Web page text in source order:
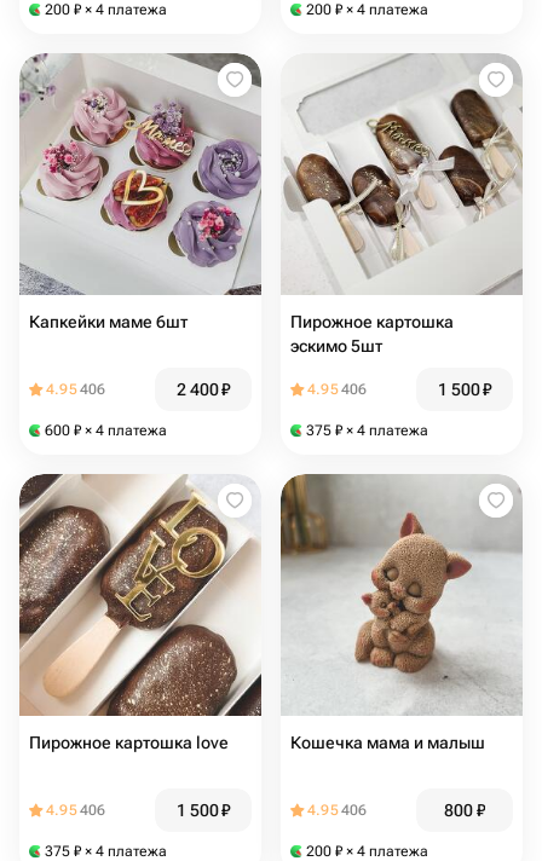
200 ₽ × 4 платежа 200 ₽ × 4 платежа
Капкейки маме 6шт
4.95406 2 400₽
600 ₽ × 4 платежа
Пирожное картошка
эскимо 5шт
4.95406 1 500₽
375 ₽ × 4 платежа
Пирожное картошка love
4.95406 1 500₽
375 ₽ × 4 платежа
Кошечка мама и малыш
4.95406 800₽
200 ₽ × 4 платежа